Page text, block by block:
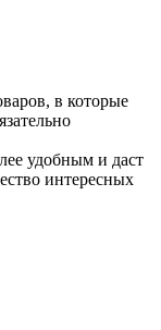
в которые
удобным и даст
интересных